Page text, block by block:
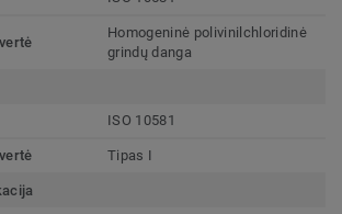
Homogeninė polivinilchloridinė
grindų danga
ISO 10581
Tipas I